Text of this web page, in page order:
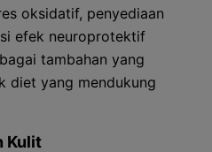
oksidatif, penyediaan
efek neuroprotektif
tambahan yang
diet yang mendukung
Kulit